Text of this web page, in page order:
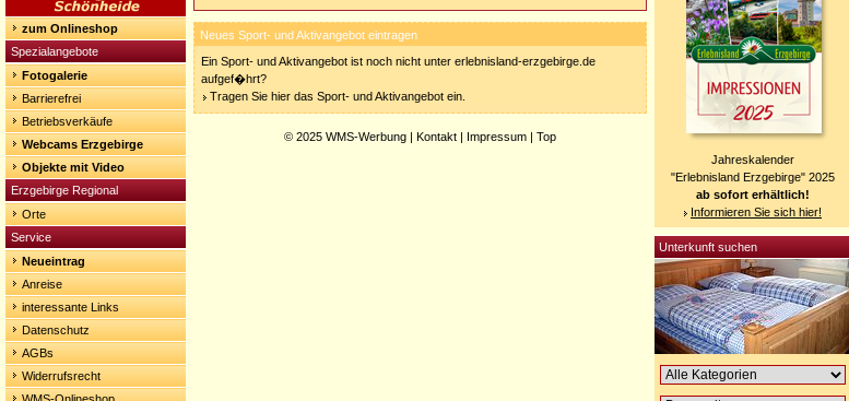
zum Onlineshop
Spezialangebote
Fotogalerie
Barrierefrei
Betriebsverkäufe
Webcams Erzgebirge
Objekte mit Video
Erzgebirge Regional
Orte
Service
Neueintrag
Anreise
interessante Links
Datenschutz
AGBs
Widerrufsrecht
Neues Sport- und Aktivangebot eintragen
Ein Sport- und Aktivangebot ist noch nicht unter erlebnisland-erzgebirge.de
aufgef�hrt?
Tragen Sie hier das Sport- und Aktivangebot ein.
© 2025 WMS-Werbung | Kontakt | Impressum | Top
Jahreskalender
"Erlebnisland Erzgebirge" 2025
ab sofort erhältlich!
Informieren Sie sich hier!
Unterkunft suchen